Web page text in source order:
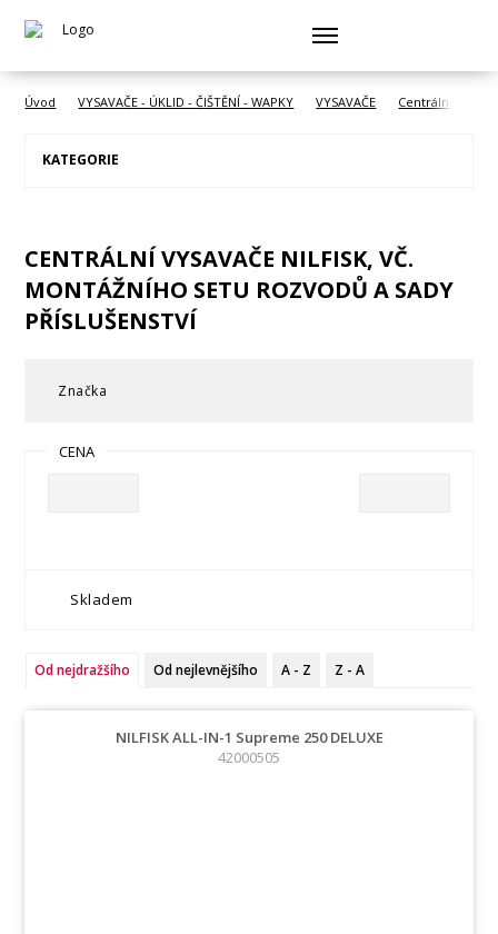
Úvod VYSAVAČE - ÚKLID - ČIŠTĚNÍ - WAPKY VYSAVAČE Centrální
KATEGORIE
CENTRÁLNÍ VYSAVAČE NILFISK, VČ.
MONTÁŽNÍHO SETU ROZVODŮ A SADY
PŘÍSLUŠENSTVÍ
Značka
CENA
Skladem
Od nejdražšího Od nejlevnějšího A - Z Z - A
NILFISK ALL-IN-1 Supreme 250 DELUXE
42000505